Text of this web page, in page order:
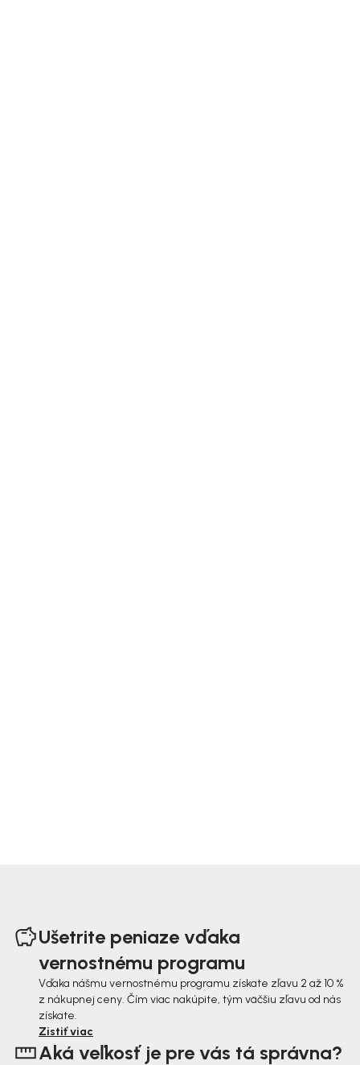
Ušetrite peniaze vďaka
vernostnému programu
Vďaka nášmu vernostnému programu získate zľavu 2 až 10 %
z nákupnej ceny. Čím viac nakúpite, tým väčšiu zľavu od nás
získate.
Zistiť viac
Aká veľkosť je pre vás tá správna?